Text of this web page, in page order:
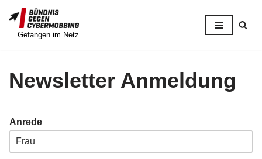
Zum
Gefangen im Netz
Newsletter Anmeldung
Anrede